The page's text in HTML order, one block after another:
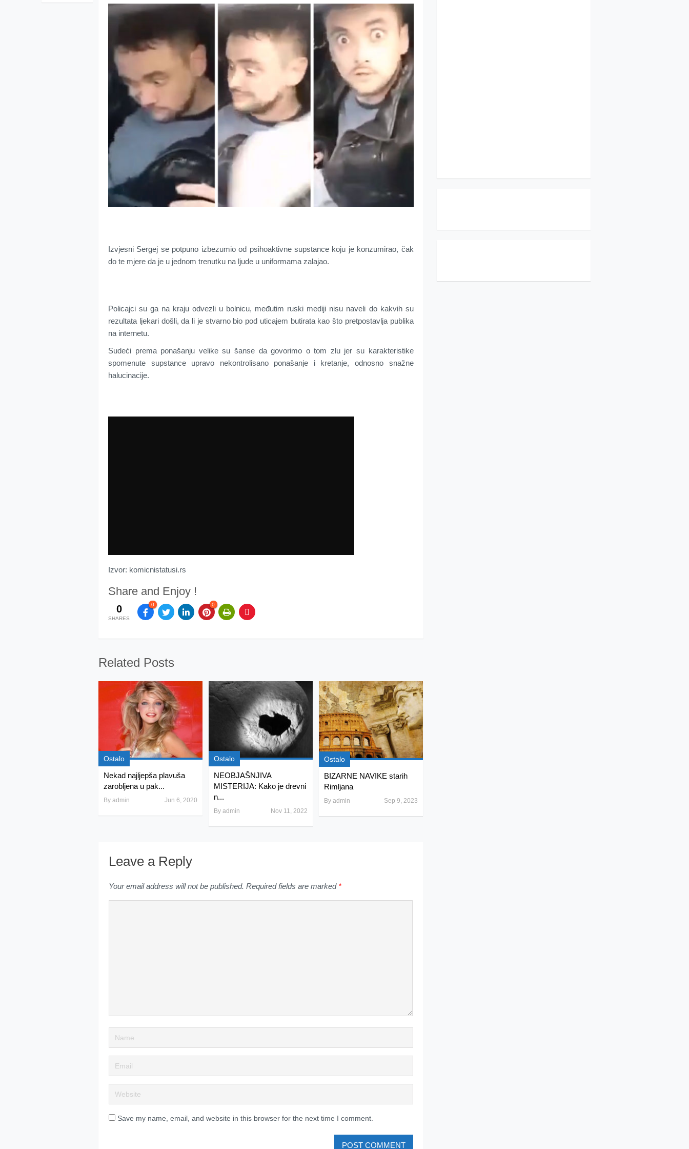
Izvjesni Sergej se potpuno izbezumio od psihoaktivne supstance koju je konzumirao, čak
do te mjere da je u jednom trenutku na ljude u uniformama zalajao.
Policajci su ga na kraju odvezli u bolnicu, međutim ruski mediji nisu naveli do kakvih su
rezultata ljekari došli, da li je stvarno bio pod uticajem butirata kao što pretpostavlja publika
na internetu.
Sudeći prema ponašanju velike su šanse da govorimo o tom zlu jer su karakteristike
spomenute supstance upravo nekontrolisano ponašanje i kretanje, odnosno snažne
halucinacije.
Izvor: komicnistatusi.rs
Share and Enjoy !
0
SHARES
0 0
Related Posts
Ostalo
Nekad najljepša plavuša
zarobljena u pak...
By admin Jun 6, 2020
Ostalo
NEOBJAŠNJIVA
MISTERIJA: Kako je drevni
n...
By admin Nov 11, 2022
Ostalo
BIZARNE NAVIKE starih
Rimljana
By admin Sep 9, 2023
Leave a Reply
Your email address will not be published. Required fields are marked *
Save my name, email, and website in this browser for the next time I comment.